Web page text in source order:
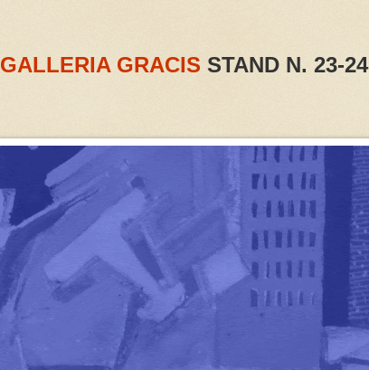
GALLERIA GRACIS STAND N. 23-24